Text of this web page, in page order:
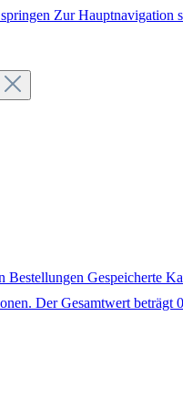
Zur Hauptnavigation
Bestellungen Gespeicherte
Der Gesamtwert beträgt